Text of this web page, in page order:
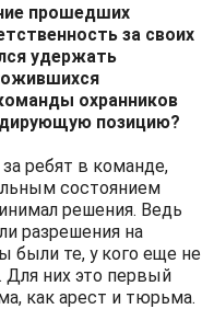
прошедших
за своих
удержать
охранников
позицию?
ребят в команде,
состоянием
решения. Ведь
разрешения на
были те, у кого еще не
них это первый
как арест и тюрьма.